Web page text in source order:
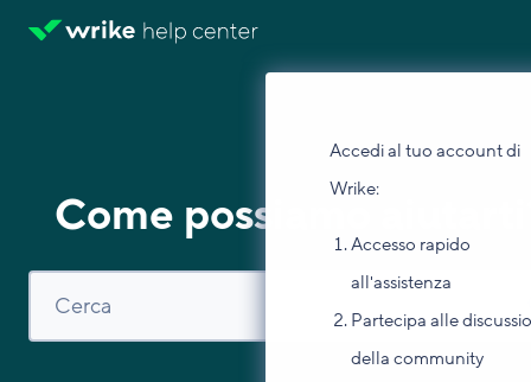
Accedi al tuo account di
Wrike:
Accesso rapido
all'assistenza
Partecipa alle
della community
Come possiamo